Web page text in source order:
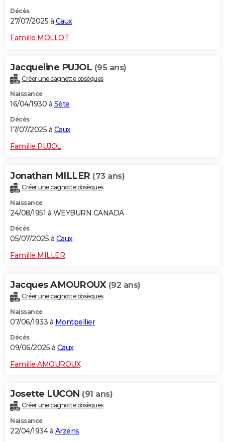
Décès
27/07/2025 à Caux
Famille MOLLOT
Jacqueline PUJOL (95 ans)
Créer une cagnotte obsèques
Naissance
16/04/1930 à Sète
Décès
17/07/2025 à Caux
Famille PUJOL
Jonathan MILLER (73 ans)
Créer une cagnotte obsèques
Naissance
24/08/1951 à WEYBURN CANADA
Décès
05/07/2025 à Caux
Famille MILLER
Jacques AMOUROUX (92 ans)
Créer une cagnotte obsèques
Naissance
07/06/1933 à Montpellier
Décès
09/06/2025 à Caux
Famille AMOUROUX
Josette LUCON (91 ans)
Créer une cagnotte obsèques
Naissance
22/04/1934 à Arzens